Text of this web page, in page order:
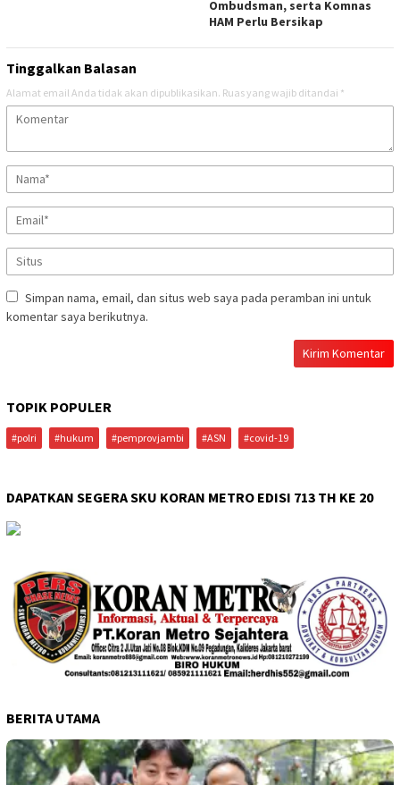
Ombudsman, serta Komnas
HAM Perlu Bersikap
Tinggalkan Balasan
Alamat email Anda tidak akan dipublikasikan. Ruas yang wajib ditandai *
Simpan nama, email, dan situs web saya pada peramban ini untuk
komentar saya berikutnya.
TOPIK POPULER
#polri #hukum #pemprovjambi #ASN #covid-19
DAPATKAN SEGERA SKU KORAN METRO EDISI 713 TH KE 20
BERITA UTAMA